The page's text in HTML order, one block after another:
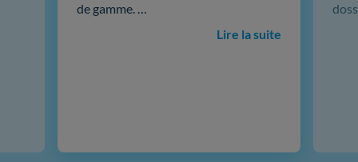
de gamme. …
Lire la suite